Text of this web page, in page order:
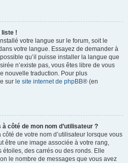
liste !
votre langue sur le forum, soit le
votre langue. Essayez de demander à
qu’il puisse installer la langue que
n’existe pas, vous êtes libre de vous
nouvelle traduction. Pour plus
sur le site internet de phpBB® (en
côté de mon nom d’utilisateur ?
de votre nom d’utilisateur lorsque vous
être une image associée à votre rang,
des carrés ou des ronds. Elle
le nombre de messages que vous avez